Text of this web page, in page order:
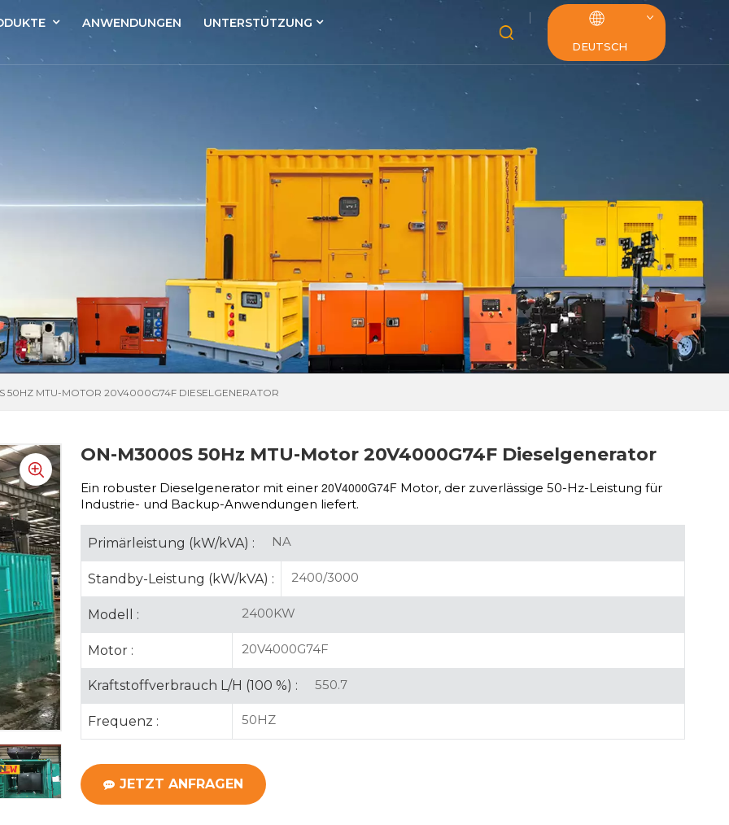
ANWENDUNGEN
UNTERSTÜTZUNG
DEUTSCH
50HZ MTU-MOTOR 20V4000G74F DIESELGENERATOR
ON-M3000S 50Hz MTU-Motor 20V4000G74F Dieselgenerator
Ein robuster Dieselgenerator mit einer20V4000G74F Motor, der zuverlässige 50-Hz-Leistung für
Industrie- und Backup-Anwendungen liefert.
Primärleistung (kW/kVA) : NA
Standby-Leistung (kW/kVA) : 2400/3000
Modell : 2400KW
Motor : 20V4000G74F
Kraftstoffverbrauch L/H (100 %) : 550.7
Frequenz : 50HZ
JETZT ANFRAGEN